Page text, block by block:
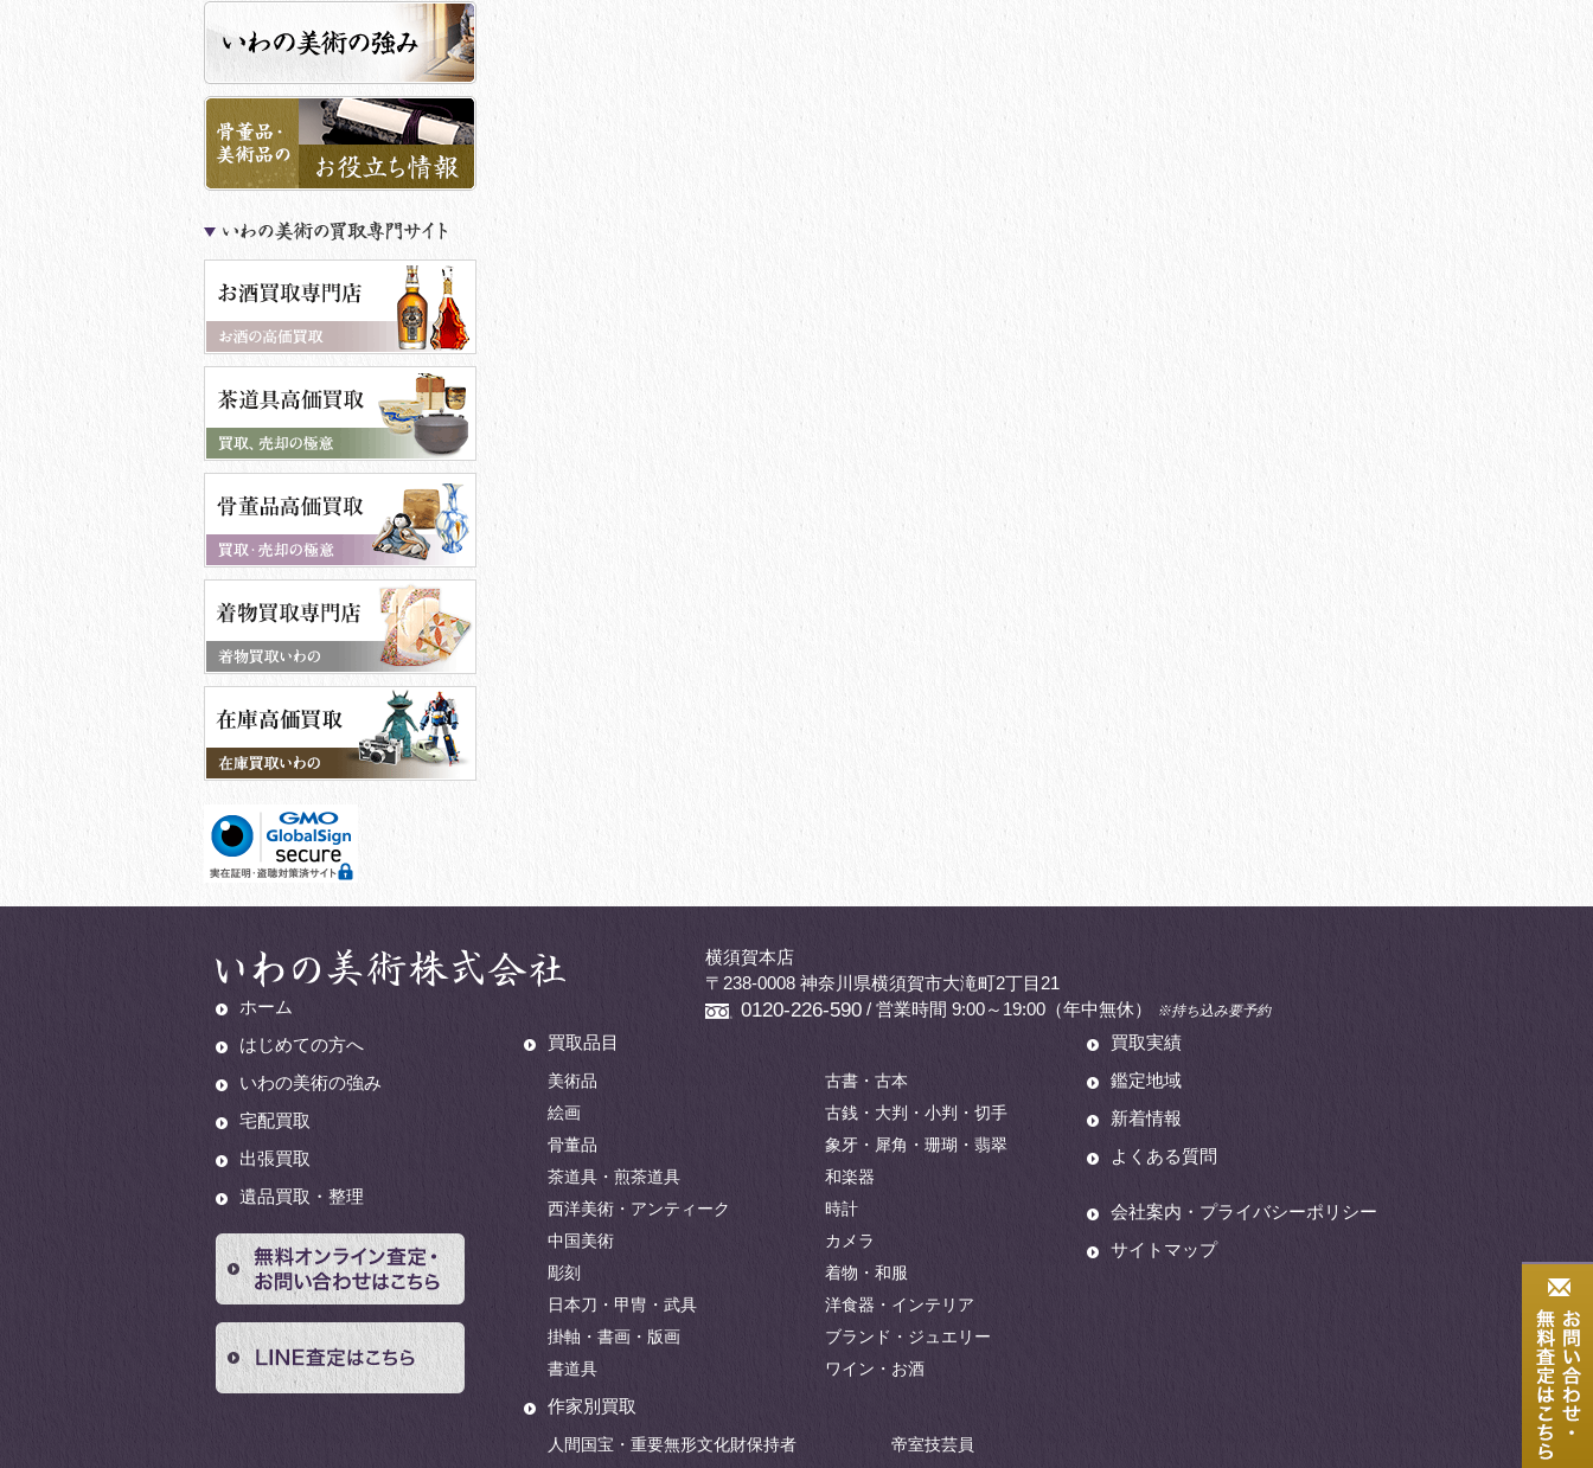
横須賀本店
〒238-0008 神奈川県横須賀市大滝町2丁目21
0120-226-590 / 営業時間 9:00～19:00（年中無休） ※持ち込み要予約
ホーム
はじめての方へ
いわの美術の強み
宅配買取
出張買取
遺品買取・整理
買取品目
美術品
絵画
骨董品
茶道具・煎茶道具
西洋美術・アンティーク
中国美術
彫刻
日本刀・甲冑・武具
掛軸・書画・版画
書道具
古書・古本
古銭・大判・小判・切手
象牙・犀角・珊瑚・翡翠
和楽器
時計
カメラ
着物・和服
洋食器・インテリア
ブランド・ジュエリー
ワイン・お酒
買取実績
鑑定地域
新着情報
よくある質問
会社案内・プライバシーポリシー
サイトマップ
作家別買取
人間国宝・重要無形文化財保持者
帝室技芸員